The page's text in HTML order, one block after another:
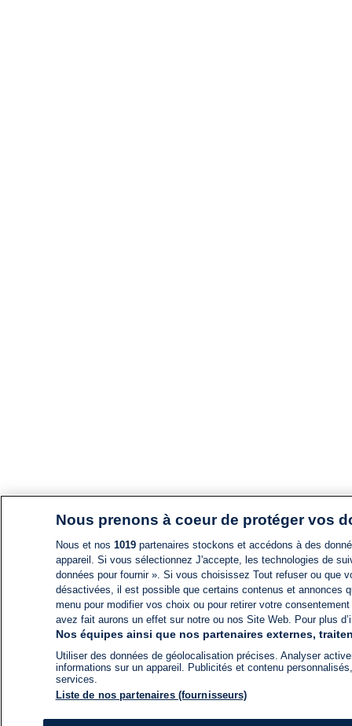
Nous prenons à coeur de protéger vos
Nous et nos 1019partenaires stockons et accédons à des
appareil. Si vous sélectionnez J'accepte, les technologies de
données pour fournir ». Si vous choisissez Tout refuser ou
désactivées, il est possible que certains contenus et annonces
menu pour modifier vos choix ou pour retirer votre
avez fait aurons un effet sur notre ou nos Site Web. Pour plus
Nos équipes ainsi que nos partenaires externes,
Utiliser des données de géolocalisation précises. Analyser
informations sur un appareil. Publicités et contenu
services.
Liste de nos partenaires (fournisseurs)